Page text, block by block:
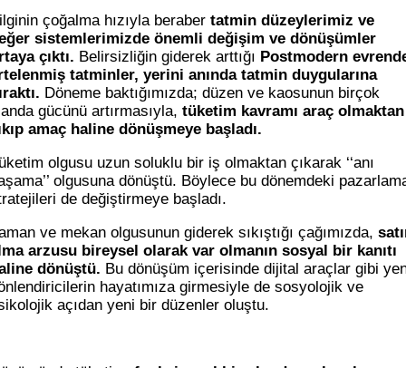
çoğalma hızıyla beraber tatmin düzeylerimiz ve
sistemlerimizde önemli değişim ve dönüşümler
çıktı. Belirsizliğin giderek arttığı Postmodern
tatminler, yerini anında tatmin duygularına
Döneme baktığımızda; düzen ve kaosunun birçok
gücünü artırmasıyla, tüketim kavramı araç olmaktan
amaç haline dönüşmeye başladı.
olgusu uzun soluklu bir iş olmaktan çıkarak ‘‘anı
olgusuna dönüştü. Böylece bu dönemdeki
de değiştirmeye başladı.
ve mekan olgusunun giderek sıkıştığı çağımızda,
arzusu bireysel olarak var olmanın sosyal bir kanıtı
dönüştü. Bu dönüşüm içerisinde dijital araçlar gibi
hayatımıza girmesiyle de sosyolojik ve
açıdan yeni bir düzenler oluştu.